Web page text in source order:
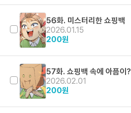
56화. 미스터리한 쇼핑백
2026.01.15
200원
57화. 쇼핑백 속에 아픔이?
2026.02.01
200원